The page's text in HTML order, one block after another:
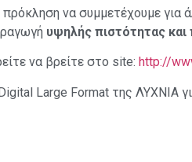
να συμμετέχουμε για
υψηλής πιστότητας
να βρείτε στο site: http://
Large Format της ΛΥΧΝΙΑ